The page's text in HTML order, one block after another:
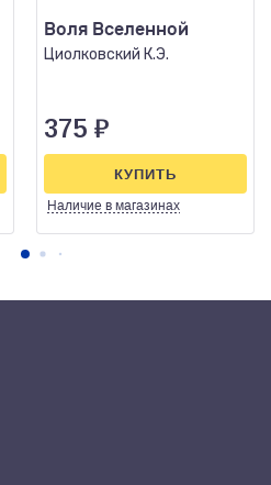
Воля Вселенной
Циолковский К.Э.
375 ₽
Наличие в магазинах
КУПИТЬ